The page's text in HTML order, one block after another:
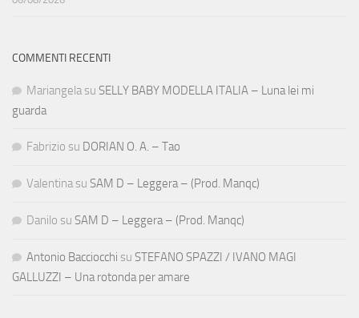
COMMENTI RECENTI
Mariangela su SELLY BABY MODELLA ITALIA – Luna lei mi
guarda
Fabrizio su DORIAN O. A. – Tao
Valentina su SAM D – Leggera – (Prod. Manqc)
Danilo su SAM D – Leggera – (Prod. Manqc)
Antonio Bacciocchi su STEFANO SPAZZI / IVANO MAGI
GALLUZZI – Una rotonda per amare